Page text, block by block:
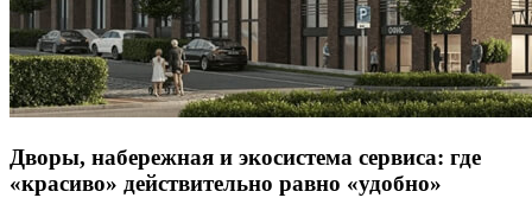
Дворы, набережная и экосистема сервиса: где
«красиво» действительно равно «удобно»